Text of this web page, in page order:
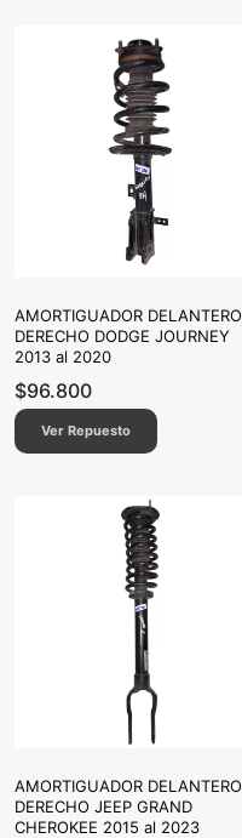
AMORTIGUADOR DELANTERO
DERECHO DODGE JOURNEY
2013 al 2020
$96.800
Ver Repuesto
AMORTIGUADOR DELANTERO
DERECHO JEEP GRAND
CHEROKEE 2015 al 2023